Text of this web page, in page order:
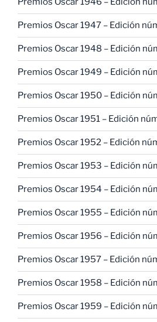
Premios Oscar 1947 – Edición
Premios Oscar 1948 – Edición
Premios Oscar 1949 – Edición
Premios Oscar 1950 – Edición
Premios Oscar 1951 – Edición
Premios Oscar 1952 – Edición
Premios Oscar 1953 – Edición
Premios Oscar 1954 – Edición
Premios Oscar 1955 – Edición
Premios Oscar 1956 – Edición
Premios Oscar 1957 – Edición
Premios Oscar 1958 – Edición
Premios Oscar 1959 – Edición